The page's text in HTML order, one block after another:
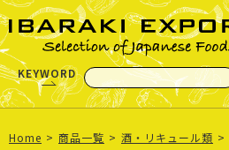
KEYWORD
Home 商品一覧 酒・リキュール類